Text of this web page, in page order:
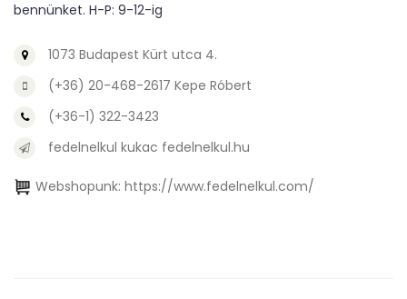
bennünket. H-P: 9-12-ig
1073 Budapest Kürt utca 4.
(+36) 20-468-2617 Kepe Róbert
(+36-1) 322-3423
fedelnelkul kukac fedelnelkul.hu
Webshopunk: https://www.fedelnelkul.com/